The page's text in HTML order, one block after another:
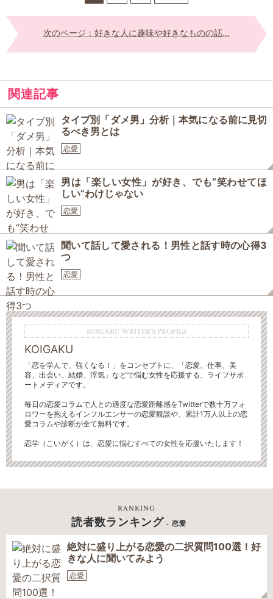
次のページ：好きな人に趣味や好きなものの話...
関連記事
タイプ別「ダメ男」分析｜本気になる前に見切
るべき男とは
恋愛
男は「楽しい女性」が好き、でも“笑わせてほ
しい”わけじゃない
恋愛
聞いて話して愛される！男性と話す時の心得3
つ
恋愛
KOIGAKU WRITER'S PROFILE
KOIGAKU
「恋を学んで、強くなる！」をコンセプトに、「恋愛、仕事、美
容、出会い、結婚、浮気」などで悩む女性を応援する、ライフサポ
ートメディアです。
毎日の恋愛コラムで人との適度な恋愛距離感をTwitterで数十万フォ
ロワーを抱えるインフルエンサーの恋愛観談や、累計1万人以上の恋
愛コラムや診断が全て無料です。
恋学（こいがく）は、恋愛に悩むすべての女性を応援いたします！
RANKING
読者数ランキング - 恋愛
絶対に盛り上がる恋愛の二択質問100選！好
きな人に聞いてみよう
恋愛